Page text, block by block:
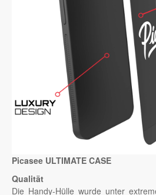
Picasee ULTIMATE CASE
Qualität
Die Handy-Hülle wurde unter